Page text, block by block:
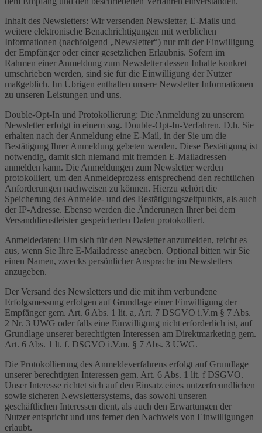
Inhalt des Newsletters: Wir versenden Newsletter, E-Mails und
weitere elektronische Benachrichtigungen mit werblichen
Informationen (nachfolgend „Newsletter“) nur mit der Einwilligung
der Empfänger oder einer gesetzlichen Erlaubnis. Sofern im
Rahmen einer Anmeldung zum Newsletter dessen Inhalte konkret
umschrieben werden, sind sie für die Einwilligung der Nutzer
maßgeblich. Im Übrigen enthalten unsere Newsletter Informationen
zu unseren Leistungen und uns.
Double-Opt-In und Protokollierung: Die Anmeldung zu unserem
Newsletter erfolgt in einem sog. Double-Opt-In-Verfahren. D.h. Sie
erhalten nach der Anmeldung eine E-Mail, in der Sie um die
Bestätigung Ihrer Anmeldung gebeten werden. Diese Bestätigung ist
notwendig, damit sich niemand mit fremden E-Mailadressen
anmelden kann. Die Anmeldungen zum Newsletter werden
protokolliert, um den Anmeldeprozess entsprechend den rechtlichen
Anforderungen nachweisen zu können. Hierzu gehört die
Speicherung des Anmelde- und des Bestätigungszeitpunkts, als auch
der IP-Adresse. Ebenso werden die Änderungen Ihrer bei dem
Versanddienstleister gespeicherten Daten protokolliert.
Anmeldedaten: Um sich für den Newsletter anzumelden, reicht es
aus, wenn Sie Ihre E-Mailadresse angeben. Optional bitten wir Sie
einen Namen, zwecks persönlicher Ansprache im Newsletters
anzugeben.
Der Versand des Newsletters und die mit ihm verbundene
Erfolgsmessung erfolgen auf Grundlage einer Einwilligung der
Empfänger gem. Art. 6 Abs. 1 lit. a, Art. 7 DSGVO i.V.m § 7 Abs.
2 Nr. 3 UWG oder falls eine Einwilligung nicht erforderlich ist, auf
Grundlage unserer berechtigten Interessen am Direktmarketing gem.
Art. 6 Abs. 1 lt. f. DSGVO i.V.m. § 7 Abs. 3 UWG.
Die Protokollierung des Anmeldeverfahrens erfolgt auf Grundlage
unserer berechtigten Interessen gem. Art. 6 Abs. 1 lit. f DSGVO.
Unser Interesse richtet sich auf den Einsatz eines nutzerfreundlichen
sowie sicheren Newslettersystems, das sowohl unseren
geschäftlichen Interessen dient, als auch den Erwartungen der
Nutzer entspricht und uns ferner den Nachweis von Einwilligungen
erlaubt.